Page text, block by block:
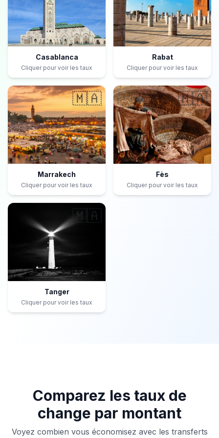
Casablanca
Cliquer pour voir les taux
Rabat
Cliquer pour voir les taux
🇲🇦
Marrakech
Cliquer pour voir les taux
🇲🇦
Fès
Cliquer pour voir les taux
🇲🇦
Tanger
Cliquer pour voir les taux
Comparez les taux de
change par montant
Voyez combien vous économisez avec les transferts